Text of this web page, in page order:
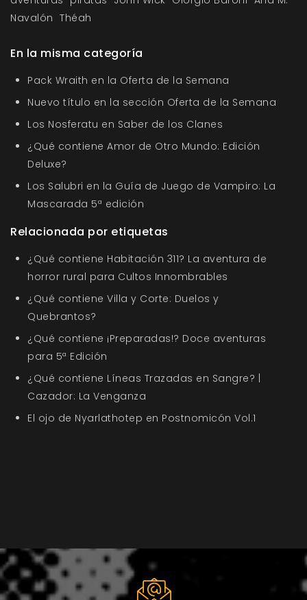
Navalón Théah
En la misma categoría
Pack Wraith en la Oferta de la Semana
Nuevo título en la sección Oferta de la Semana
Los Nosferatu en Saber de los Clanes
¿Qué contiene Amor de Otro Mundo: Edición
Deluxe?
Los Salubri en la Guía de Juego de Vampiro: La
Mascarada 5ª edición
Relacionada por etiquetas
¿Qué contiene Habitación 311? La aventura de
horror rural para Cultos Innombrables
¿Qué contiene Villa y Corte: Duelos y
Quebrantos?
¿Qué contiene ¡Preparadas!? Doce aventuras
para 5ª Edición
¿Qué contiene Líneas Trazadas en Sangre? |
Cazador: La Venganza
El ojo de Nyarlathotep en Postnomicón Vol.1